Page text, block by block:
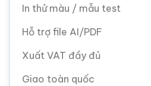
In thử màu / mẫu test
Hỗ trợ file AI/PDF
Xuất VAT đầy đủ
Giao toàn quốc